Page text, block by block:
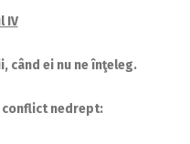
IV
când ei nu ne înţeleg.
conflict nedrept: